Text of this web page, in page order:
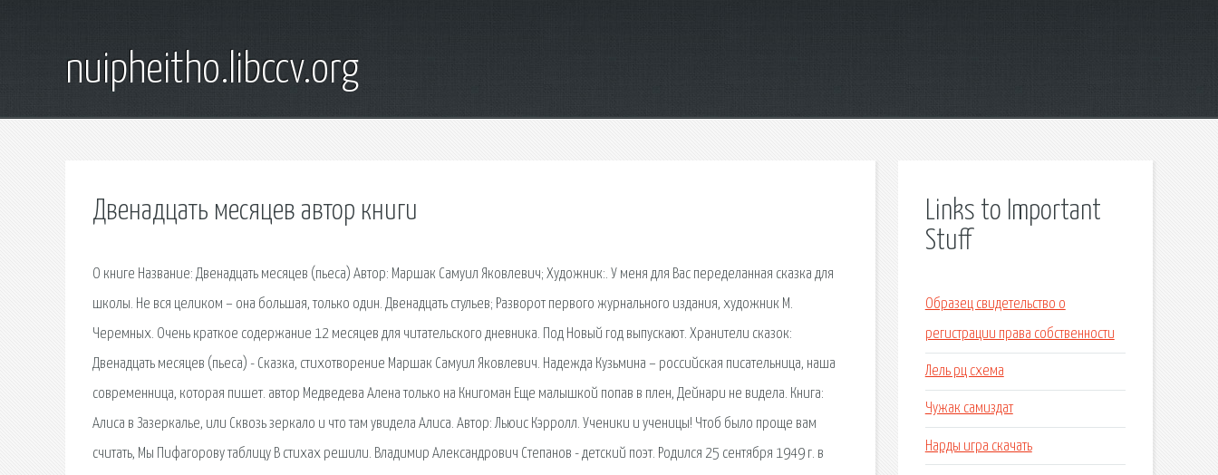
nuipheitho.libccv.org
Двенадцать месяцев автор книги
О книге Название: Двенадцать месяцев (пьеса) Автор: Маршак Самуил Яковлевич; Художник:. У меня для Вас переделанная сказка для
школы. Не вся целиком – она большая, только один. Двенадцать стульев; Разворот первого журнального издания, художник М.
Черемных. Очень краткое содержание 12 месяцев для читательского дневника. Под Новый год выпускают. Хранители сказок:
Двенадцать месяцев (пьеса) - Сказка, стихотворение Маршак Самуил Яковлевич. Надежда Кузьмина – российская писательница, наша
современница, которая пишет. автор Медведева Алена только на Книгоман Еще малышкой попав в плен, Дейнари не видела. Книга:
Алиса в Зазеркалье, или Сквозь зеркало и что там увидела Алиса. Автор: Льюис Кэрролл. Ученики и ученицы! Чтоб было проще вам
считать, Мы Пифагорову таблицу В стихах решили. Владимир Александрович Степанов - детский поэт. Родился 25 сентября 1949 г. в
Links to Important
Stuff
Образец свидетельство о
регистрации права собственности
Лель рц схема
Чужак самиздат
Нарды игра скачать